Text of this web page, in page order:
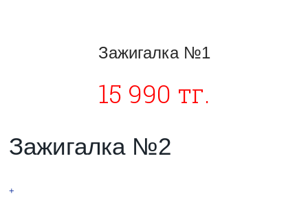
Зажигалка №1
15 990 тг.
Зажигалка №2
+